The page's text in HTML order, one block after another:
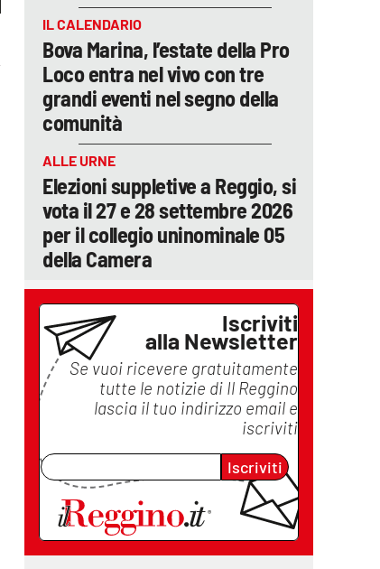
IL CALENDARIO
Bova Marina, l’estate della Pro
Loco entra nel vivo con tre
grandi eventi nel segno della
comunità
ALLE URNE
Elezioni suppletive a Reggio, si
vota il 27 e 28 settembre 2026
per il collegio uninominale 05
della Camera
Iscriviti
alla Newsletter
Se vuoi ricevere gratuitamente
tutte le notizie di Il Reggino
lascia il tuo indirizzo email e
iscriviti
Iscriviti